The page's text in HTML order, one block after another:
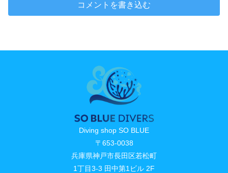
コメントを書き込む
Diving shop SO BLUE
〒653-0038
兵庫県神戸市長田区若松町
1丁目3-3 田中第1ビル 2F